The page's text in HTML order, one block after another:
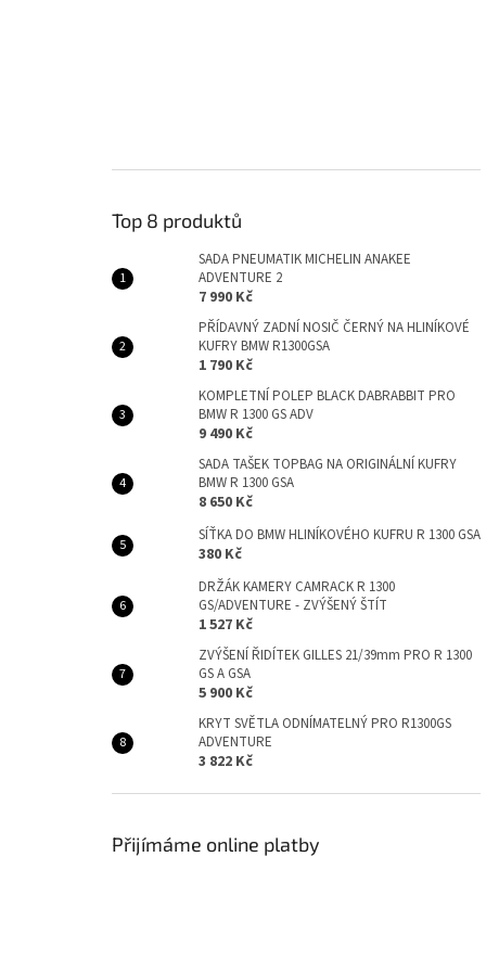
Top 8 produktů
SADA PNEUMATIK MICHELIN ANAKEE
ADVENTURE 2
7 990 Kč
PŘÍDAVNÝ ZADNÍ NOSIČ ČERNÝ NA HLINÍKOVÉ
KUFRY BMW R1300GSA
1 790 Kč
KOMPLETNÍ POLEP BLACK DABRABBIT PRO
BMW R 1300 GS ADV
9 490 Kč
SADA TAŠEK TOPBAG NA ORIGINÁLNÍ KUFRY
BMW R 1300 GSA
8 650 Kč
SÍŤKA DO BMW HLINÍKOVÉHO KUFRU R 1300 GSA
380 Kč
DRŽÁK KAMERY CAMRACK R 1300
GS/ADVENTURE - ZVÝŠENÝ ŠTÍT
1 527 Kč
ZVÝŠENÍ ŘIDÍTEK GILLES 21/39mm PRO R 1300
GS A GSA
5 900 Kč
KRYT SVĚTLA ODNÍMATELNÝ PRO R1300GS
ADVENTURE
3 822 Kč
Přijímáme online platby